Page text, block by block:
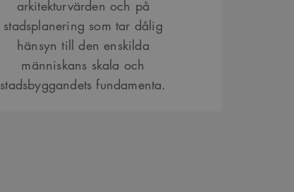
arkitekturvärden och på
stadsplanering som tar dålig
hänsyn till den enskilda
människans skala och
stadsbyggandets fundamenta.